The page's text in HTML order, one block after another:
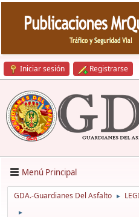
Iniciar sesión Registrarse
Menú Principal
GDA.-Guardianes Del Asfalto ►
►